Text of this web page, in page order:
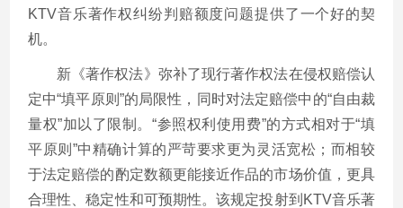
KTV音乐著作权纠纷判赔额度问题提供了一个好的契
机。
新《著作权法》弥补了现行著作权法在侵权赔偿认
定中“填平原则”的局限性，同时对法定赔偿中的“自由裁
量权”加以了限制。“参照权利使用费”的方式相对于“填
平原则”中精确计算的严苛要求更为灵活宽松；而相较
于法定赔偿的酌定数额更能接近作品的市场价值，更具
合理性、稳定性和可预期性。该规定投射到KTV音乐著